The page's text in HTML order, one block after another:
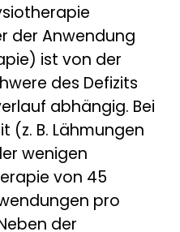
der Anwendung
ist von der
des Defizits
abhängig. Bei
(z. B. Lähmungen
wenigen
von 45
pro
der